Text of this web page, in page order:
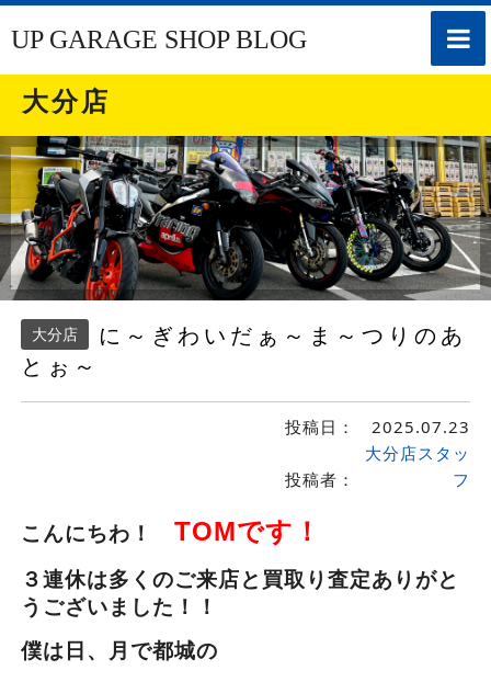
toggle
UP GARAGE SHOP BLOG
大分店
大分店
に～ぎわいだぁ～ま～つりのあ
とぉ～
投稿日： 2025.07.23
投稿者：
大分店スタッ
フ
こんにちわ！ TOMです！
３連休は多くのご来店と買取り査定ありがと
うございました！！
僕は日、月で都城の